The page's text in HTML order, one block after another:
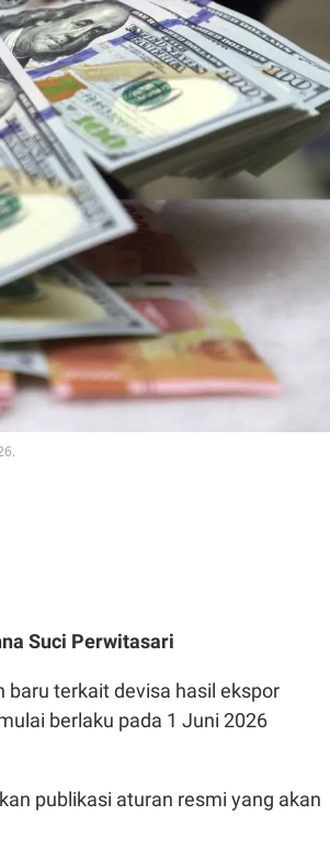
Suci Perwitasari
baru terkait devisa hasil ekspor
berlaku pada 1 Juni 2026
publikasi aturan resmi yang akan